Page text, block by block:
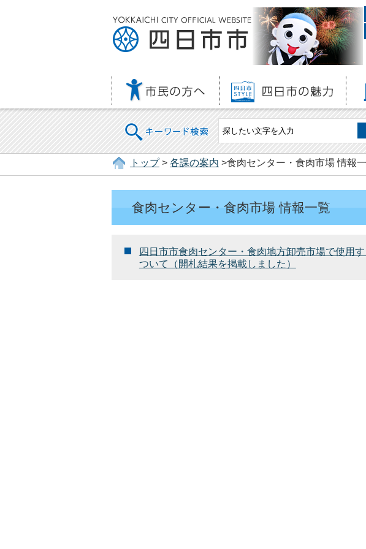
キーワード検索
トップ> 各課の案内 >食肉センター・食肉市場 情報
食肉センター・食肉市場 情報一覧
四日市市食肉センター・食肉地方卸売市場で使用
ついて（開札結果を掲載しました）